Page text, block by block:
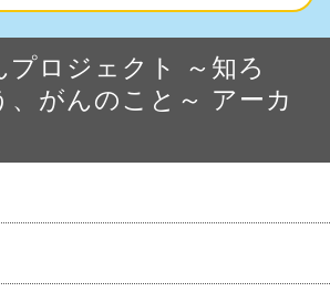
プロジェクト ～知ろ
、がんのこと～ アーカ